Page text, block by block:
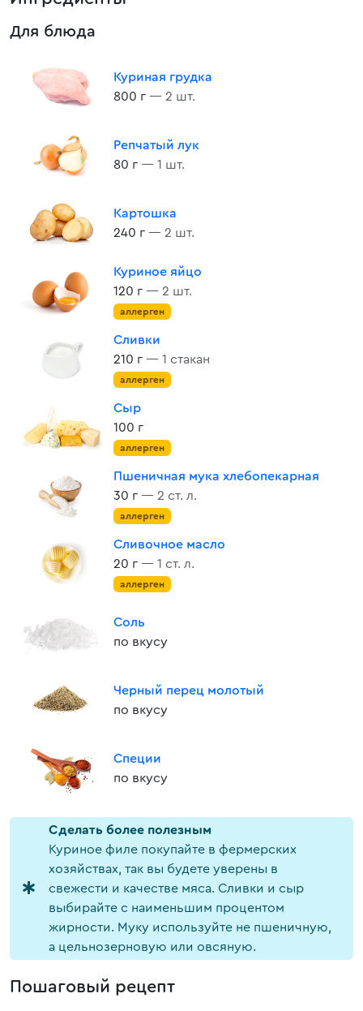
Для блюда
Куриная грудка
800 г — 2 шт.
Репчатый лук
80 г — 1 шт.
Картошка
240 г — 2 шт.
Куриное яйцо
120 г — 2 шт.
аллерген
Сливки
210 г — 1 стакан
аллерген
Сыр
100 г
аллерген
Пшеничная мука хлебопекарная
30 г — 2 ст. л.
аллерген
Сливочное масло
20 г — 1 ст. л.
аллерген
Соль
по вкусу
Черный перец молотый
по вкусу
Специи
по вкусу
Cделать более полезным
Куриное филе покупайте в фермерских
хозяйствах, так вы будете уверены в
свежести и качестве мяса. Сливки и сыр
выбирайте с наименьшим процентом
жирности. Муку используйте не пшеничную,
а цельнозерновую или овсяную.
Пошаговый рецепт